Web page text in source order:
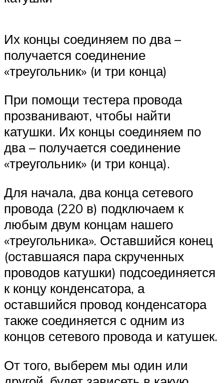
Их концы соединяем по два –
получается соединение
«треугольник» (и три конца)
При помощи тестера провода
прозванивают, чтобы найти
катушки. Их концы соединяем по
два – получается соединение
«треугольник» (и три конца).
Для начала, два конца сетевого
провода (220 в) подключаем к
любым двум концам нашего
«треугольника». Оставшийся конец
(оставшаяся пара скрученных
проводов катушки) подсоединяется
к концу конденсатора, а
оставшийся провод конденсатора
также соединяется с одним из
концов сетевого провода и катушек.
От того, выберем мы один или